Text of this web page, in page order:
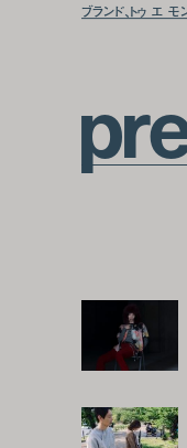
ブランド、トゥ エ モ
pr